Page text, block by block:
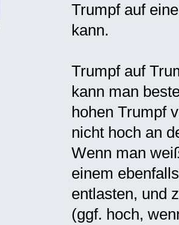
Trumpf auf
kann.
Trumpf auf
kann man
hohen Trumpf
nicht hoch an
Wenn man
einem
entlasten, und
(ggf. hoch,